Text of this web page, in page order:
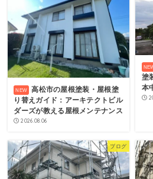
高松市の屋根塗装・屋根塗
り替えガイド：アーキテクトビル
ダーズが教える屋根メンテナンス
2026.08.06
塗
本
ブログ